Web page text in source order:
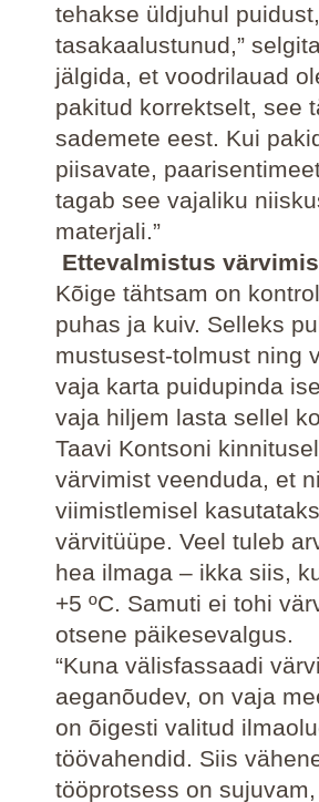
tehakse üldjuhul
tasakaalustunud,”
jälgida, et voodrilauad
pakitud korrektselt, see
sademete eest. Kui
piisavate,
tagab see vajaliku
materjali.”
Ettevalmistus
Kõige tähtsam on
puhas ja kuiv. Selleks
mustusest-tolmust ning
vaja karta puidupinda
vaja hiljem lasta sellel
Taavi Kontsoni
värvimist veenduda, et
viimistlemisel
värvitüüpe. Veel tuleb
hea ilmaga – ikka siis,
+5 ºC. Samuti ei tohi
otsene päikesevalgus.
“Kuna välisfassaadi
aeganõudev, on vaja
on õigesti valitud
töövahendid. Siis
tööprotsess on